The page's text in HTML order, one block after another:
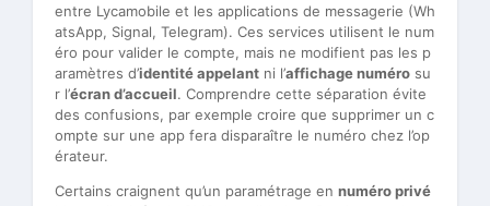
entre Lycamobile et les applications de messagerie (Wh
atsApp, Signal, Telegram). Ces services utilisent le num
éro pour valider le compte, mais ne modifient pas les p
aramètres d’identité appelant ni l’affichage numéro su
r l’écran d’accueil. Comprendre cette séparation évite
des confusions, par exemple croire que supprimer un c
ompte sur une app fera disparaître le numéro chez l’op
érateur.
Certains craignent qu’un paramétrage en numéro privé